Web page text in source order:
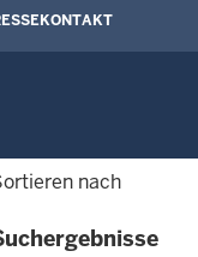
nach